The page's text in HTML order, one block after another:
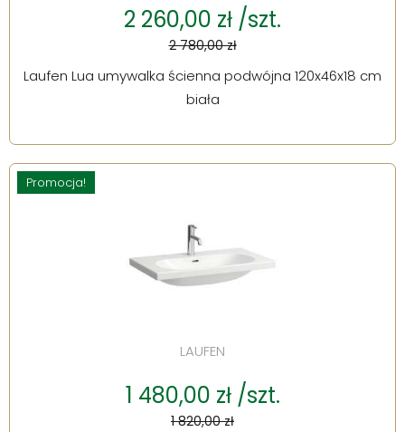
2 260,00 zł /szt.
2 780,00 zł
Laufen Lua umywalka ścienna podwójna 120x46x18 cm
biała
Promocja!
LAUFEN
1 480,00 zł /szt.
1 820,00 zł